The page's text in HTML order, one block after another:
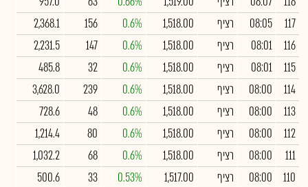
117
08:05 רציף 1,518.00
0.6%
156
2,368.1
116
08:01 רציף 1,518.00
0.6%
147
2,231.5
115
08:01 רציף 1,518.00
0.6%
32
485.8
114
08:00 רציף 1,518.00
0.6%
239
3,628.0
113
08:00 רציף 1,518.00
0.6%
48
728.6
112
08:00 רציף 1,518.00
0.6%
80
1,214.4
111
08:00 רציף 1,518.00
0.6%
68
1,032.2
110
08:00 רציף 1,517.00
0.53%
33
500.6